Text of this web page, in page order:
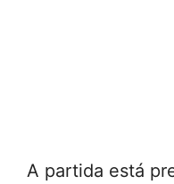
A partida está